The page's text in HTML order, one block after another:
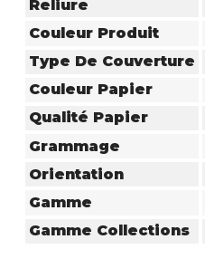
Reliure
Couleur Produit
Type De Couverture
Couleur Papier
Qualité Papier
Grammage
Orientation
Gamme
Gamme Collections